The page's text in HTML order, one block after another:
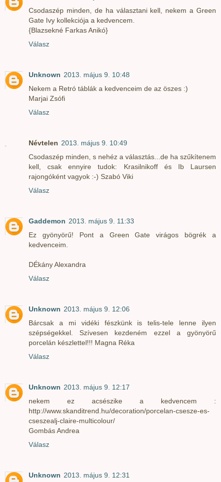
Csodaszép minden, de ha választani kell, nekem a Green
Gate Ivy kollekciója a kedvencem.
{Blazsekné Farkas Anikó}
Válasz
Unknown 2013. május 9. 10:48
Nekem a Retró táblák a kedvenceim de az öszes :)
Marjai Zsófi
Válasz
Névtelen 2013. május 9. 10:49
Csodaszép minden, s nehéz a választás...de ha szűkítenem
kell, csak ennyire tudok: Krasilnikoff és Ib Laursen
rajongóként vagyok :-) Szabó Viki
Válasz
Gaddemon 2013. május 9. 11:33
Ez gyönyörű! Pont a Green Gate virágos bögrék a
kedvenceim.
DÉkány Alexandra
Válasz
Unknown 2013. május 9. 12:06
Bárcsak a mi vidéki fészkünk is telis-tele lenne ilyen
szépségekkel. Szívesen kezdeném ezzel a gyönyörű
porcelán készlettel!!! Magna Réka
Válasz
Unknown 2013. május 9. 12:17
nekem ez acsészike a kedvencem :
http://www.skanditrend.hu/decoration/porcelan-csesze-es-
cseszealj-claire-multicolour/
Gombás Andrea
Válasz
Unknown 2013. május 9. 12:31